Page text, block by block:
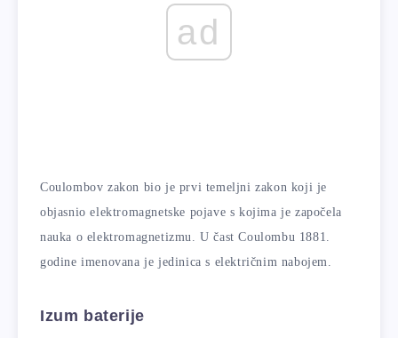
ad
Coulombov zakon bio je prvi temeljni zakon koji je
objasnio elektromagnetske pojave s kojima je započela
nauka o elektromagnetizmu. U čast Coulombu 1881.
godine imenovana je jedinica s električnim nabojem.
Izum baterije